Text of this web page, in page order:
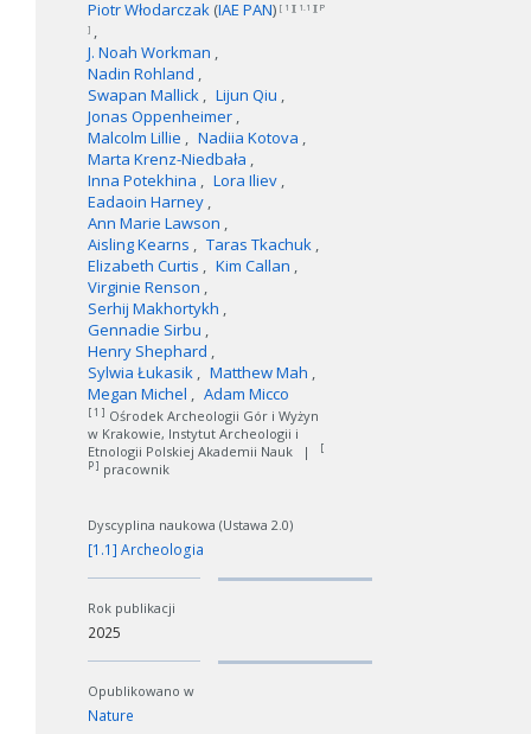
Piotr Włodarczak (IAE PAN) [ 1 ][ 1.1 ][ P
]
J. Noah Workman
Nadin Rohland
Swapan Mallick
Lijun Qiu
Jonas Oppenheimer
Malcolm Lillie
Nadiia Kotova
Marta Krenz-Niedbała
Inna Potekhina
Lora Iliev
Eadaoin Harney
Ann Marie Lawson
Aisling Kearns
Taras Tkachuk
Elizabeth Curtis
Kim Callan
Virginie Renson
Serhij Makhortykh
Gennadie Sirbu
Henry Shephard
Sylwia Łukasik
Matthew Mah
Megan Michel
Adam Micco
[ 1 ] Ośrodek Archeologii Gór i Wyżyn
w Krakowie, Instytut Archeologii i
Etnologii Polskiej Akademii Nauk
|
[
P ] pracownik
Dyscyplina naukowa (Ustawa 2.0)
[1.1] Archeologia
Rok publikacji
2025
Opublikowano w
Nature